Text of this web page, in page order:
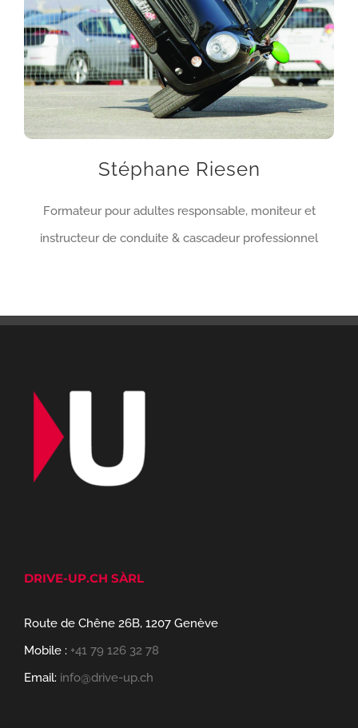
Stéphane Riesen
Formateur pour adultes responsable, moniteur et
instructeur de conduite & cascadeur professionnel
DRIVE-UP.CH SÀRL
Route de Chêne 26B, 1207 Genève
Mobile : +41 79 126 32 78
Email: info@drive-up.ch